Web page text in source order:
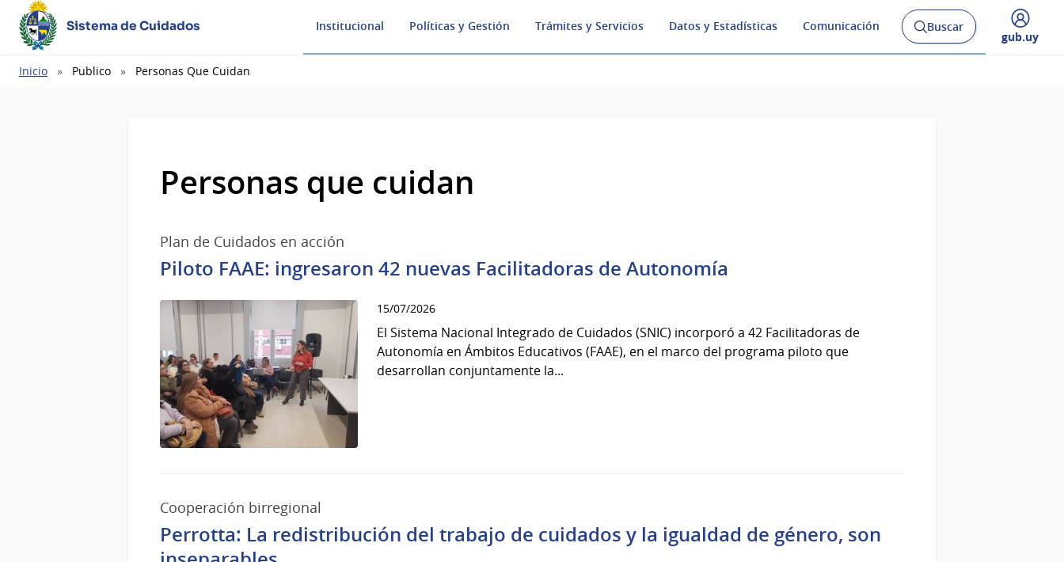
Sistema de Cuidados Institucional Políticas y Gestión Trámites y Servicios Datos y Estadísticas Comunicación
Abrir
buscador
Buscar
Desplegar
gub.uy
Ruta
Inicio Publico Personas Que Cuidan
Personas que cuidan
Plan de Cuidados en acción
Piloto FAAE: ingresaron 42 nuevas Facilitadoras de Autonomía
15/07/2026
El Sistema Nacional Integrado de Cuidados (SNIC) incorporó a 42 Facilitadoras de
Autonomía en Ámbitos Educativos (FAAE), en el marco del programa piloto que
desarrollan conjuntamente la...
Cooperación birregional
Perrotta: La redistribución del trabajo de cuidados y la igualdad de género, son